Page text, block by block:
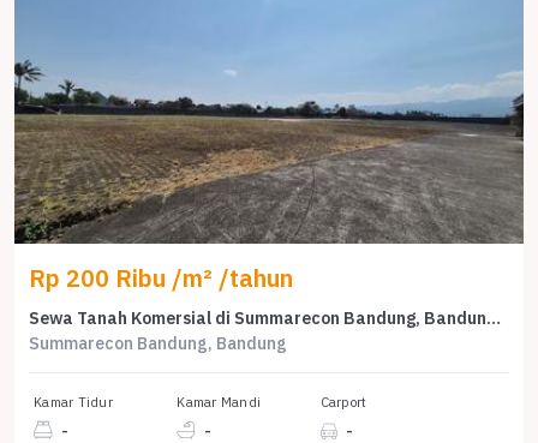
Rp 200 Ribu /m² /tahun
Sewa Tanah Komersial di Summarecon Bandung, Bandung, LT 10000m² – Harga 2 Miliar
Summarecon Bandung, Bandung
Kamar Tidur
-
Kamar Mandi
-
Carport
-